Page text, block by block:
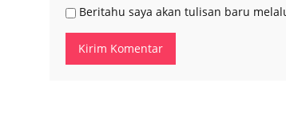
Beritahu saya akan tulisan baru